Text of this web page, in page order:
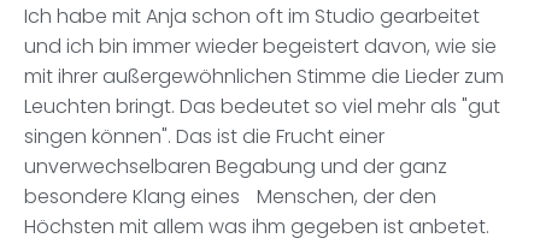
Ich habe mit Anja schon oft im Studio gearbeitet
und ich bin immer wieder begeistert davon, wie sie
mit ihrer außergewöhnlichen Stimme die Lieder zum
Leuchten bringt. Das bedeutet so viel mehr als "gut
singen können". Das ist die Frucht einer
unverwechselbaren Begabung und der ganz
besondere Klang eines Menschen, der den
Höchsten mit allem was ihm gegeben ist anbetet.